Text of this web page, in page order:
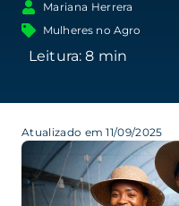
Mariana Herrera
Mulheres no Agro
Atualizado em 11/09/2025